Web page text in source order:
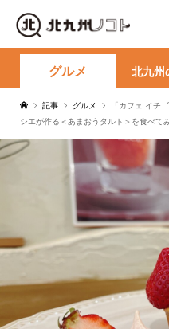
グルメ 北九州
記事 グルメ
「カフェ イチ
シエが作る＜あまおうタルト＞を食べて